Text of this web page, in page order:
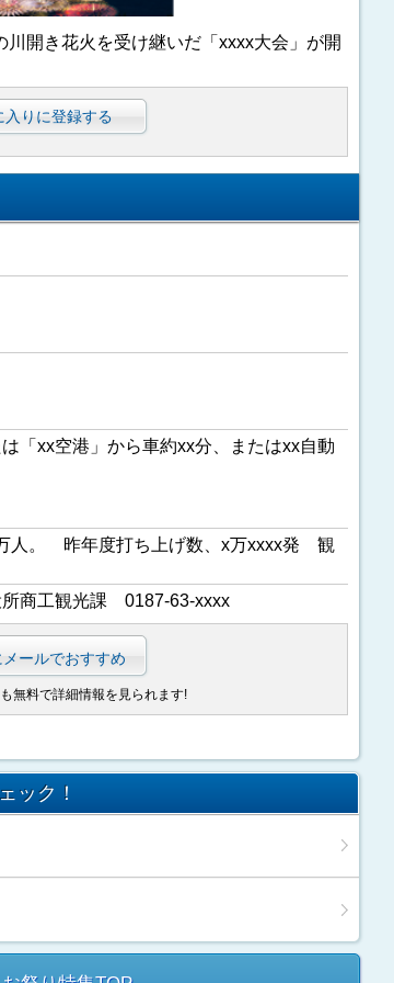
開き花火を受け継いだ「xxxx大会」が開
入りに登録する
「xx空港」から車約xx分、またはxx自動
人。 昨年度打ち上げ数、x万xxxx発 観
商工観光課 0187-63-xxxx
ールでおすすめ
無料で詳細情報を見られます!
ック！